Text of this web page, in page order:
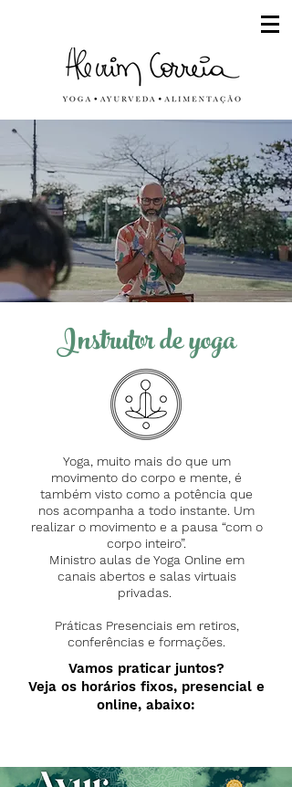
Instrutor de yoga
Yoga, muito mais do que um
movimento do corpo e mente, é
também visto como a potência que
nos acompanha a todo instante. Um
realizar o movimento e a pausa “com o
corpo inteiro”.
Ministro aulas de Yoga Online em
canais abertos e salas virtuais
privadas.
Práticas Presenciais em retiros,
conferências e formações.
Vamos praticar juntos?
Veja os horários fixos, presencial e
online, abaixo: